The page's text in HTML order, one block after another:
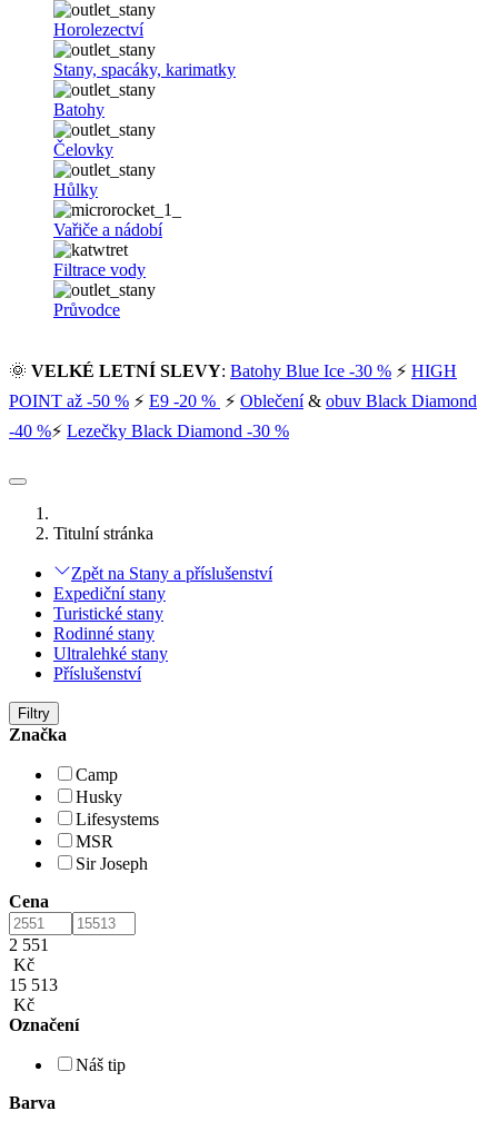
Horolezectví
Stany, spacáky, karimatky
Batohy
Čelovky
Hůlky
Vařiče a nádobí
Filtrace vody
Průvodce
🌞 VELKÉ LETNÍ SLEVY: Batohy Blue Ice -30 % ⚡ HIGH
POINT až -50 % ⚡ E9 -20 % ⚡ Oblečení& obuv Black Diamond
-40 %⚡ Lezečky Black Diamond -30 %
Titulní stránka
Zpět na Stany a příslušenství
Expediční stany
Turistické stany
Rodinné stany
Ultralehké stany
Příslušenství
Filtry
Značka
Camp
Husky
Lifesystems
MSR
Sir Joseph
Cena
2 551
Kč
15 513
Kč
Označení
Náš tip
Barva